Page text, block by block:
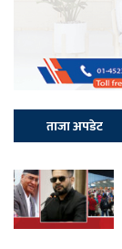
ताजा अपडेट